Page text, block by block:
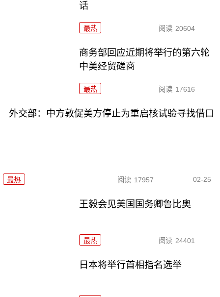
话
最热 阅读 20604
商务部回应近期将举行的第六轮
中美经贸磋商
最热 阅读 17616
外交部：中方敦促美方停止为重启核试验寻找借口
最热 阅读 17957 02-25
王毅会见美国国务卿鲁比奥
最热 阅读 24401
日本将举行首相指名选举